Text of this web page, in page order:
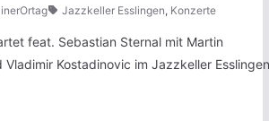
Jazzkeller Esslingen, Konzerte
feat. Sebastian Sternal mit Martin
Vladimir Kostadinovic im Jazzkeller Esslingen